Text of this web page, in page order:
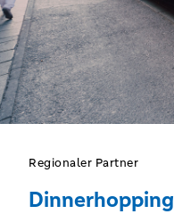
Regionaler Partner
Dinnerhopping